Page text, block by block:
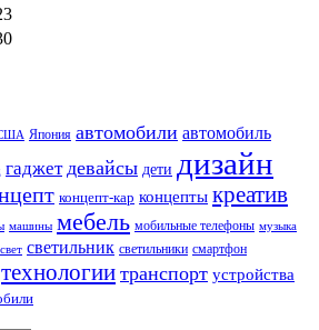
Япония автомобили автомобиль
гаджет девайсы дети дизайн
концепт-кар концепты креатив
машины мебель мобильные телефоны музыка
свет светильник светильники смартфон
технологии транспорт устройства